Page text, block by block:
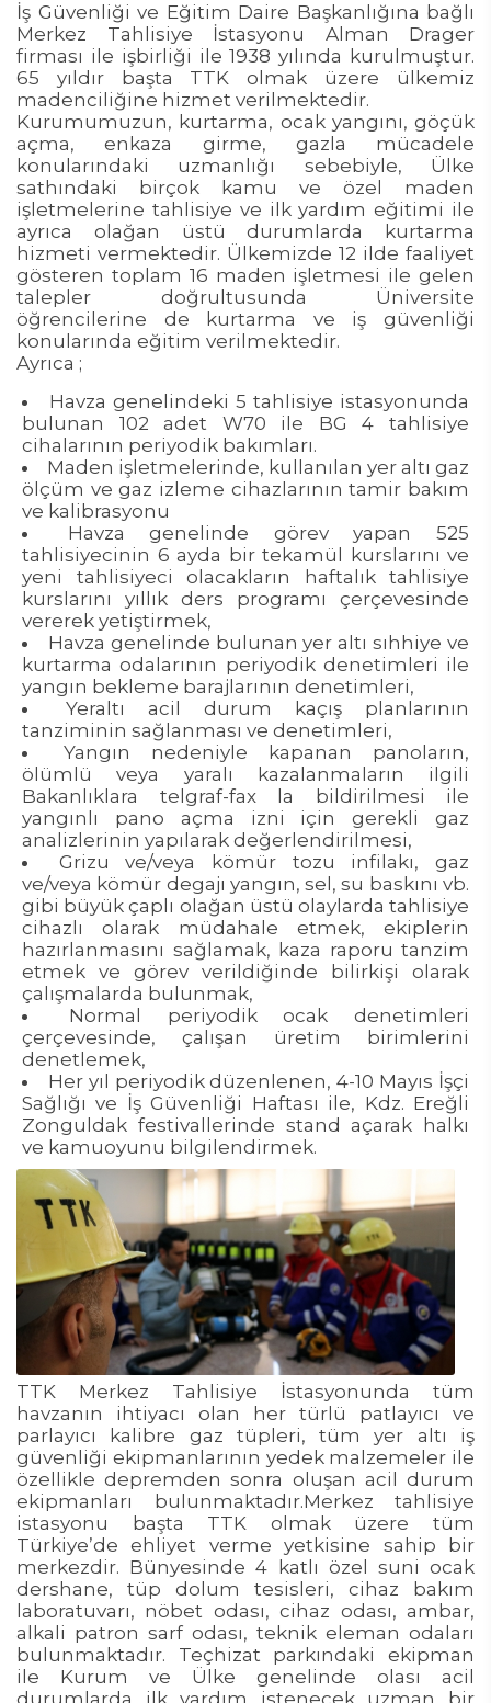
İş Güvenliği ve Eğitim Daire Başkanlığına bağlı
Merkez Tahlisiye İstasyonu Alman Drager
firması ile işbirliği ile 1938 yılında kurulmuştur.
65 yıldır başta TTK olmak üzere ülkemiz
madenciliğine hizmet verilmektedir.
Kurumumuzun, kurtarma, ocak yangını, göçük
açma, enkaza girme, gazla mücadele
konularındaki uzmanlığı sebebiyle, Ülke
sathındaki birçok kamu ve özel maden
işletmelerine tahlisiye ve ilk yardım eğitimi ile
ayrıca olağan üstü durumlarda kurtarma
hizmeti vermektedir. Ülkemizde 12 ilde faaliyet
gösteren toplam 16 maden işletmesi ile gelen
talepler doğrultusunda Üniversite
öğrencilerine de kurtarma ve iş güvenliği
konularında eğitim verilmektedir.
Ayrıca ;
Havza genelindeki 5 tahlisiye istasyonunda
bulunan 102 adet W70 ile BG 4 tahlisiye
cihalarının periyodik bakımları.
Maden işletmelerinde, kullanılan yer altı gaz
ölçüm ve gaz izleme cihazlarının tamir bakım
ve kalibrasyonu
Havza genelinde görev yapan 525
tahlisiyecinin 6 ayda bir tekamül kurslarını ve
yeni tahlisiyeci olacakların haftalık tahlisiye
kurslarını yıllık ders programı çerçevesinde
vererek yetiştirmek,
Havza genelinde bulunan yer altı sıhhiye ve
kurtarma odalarının periyodik denetimleri ile
yangın bekleme barajlarının denetimleri,
Yeraltı acil durum kaçış planlarının
tanziminin sağlanması ve denetimleri,
Yangın nedeniyle kapanan panoların,
ölümlü veya yaralı kazalanmaların ilgili
Bakanlıklara telgraf-fax la bildirilmesi ile
yangınlı pano açma izni için gerekli gaz
analizlerinin yapılarak değerlendirilmesi,
Grizu ve/veya kömür tozu infilakı, gaz
ve/veya kömür degajı yangın, sel, su baskını vb.
gibi büyük çaplı olağan üstü olaylarda tahlisiye
cihazlı olarak müdahale etmek, ekiplerin
hazırlanmasını sağlamak, kaza raporu tanzim
etmek ve görev verildiğinde bilirkişi olarak
çalışmalarda bulunmak,
Normal periyodik ocak denetimleri
çerçevesinde, çalışan üretim birimlerini
denetlemek,
Her yıl periyodik düzenlenen, 4-10 Mayıs İşçi
Sağlığı ve İş Güvenliği Haftası ile, Kdz. Ereğli
Zonguldak festivallerinde stand açarak halkı
ve kamuoyunu bilgilendirmek.
TTK Merkez Tahlisiye İstasyonunda tüm
havzanın ihtiyacı olan her türlü patlayıcı ve
parlayıcı kalibre gaz tüpleri, tüm yer altı iş
güvenliği ekipmanlarının yedek malzemeler ile
özellikle depremden sonra oluşan acil durum
ekipmanları bulunmaktadır.Merkez tahlisiye
istasyonu başta TTK olmak üzere tüm
Türkiye’de ehliyet verme yetkisine sahip bir
merkezdir. Bünyesinde 4 katlı özel suni ocak
dershane, tüp dolum tesisleri, cihaz bakım
laboratuvarı, nöbet odası, cihaz odası, ambar,
alkali patron sarf odası, teknik eleman odaları
bulunmaktadır. Teçhizat parkındaki ekipman
ile Kurum ve Ülke genelinde olası acil
durumlarda ilk yardım istenecek uzman bir